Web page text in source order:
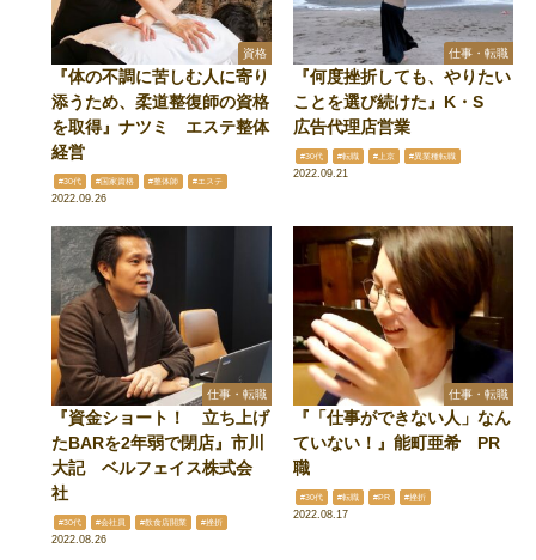
資格
『体の不調に苦しむ人に寄り
添うため、柔道整復師の資格
を取得』ナツミ エステ整体
経営
#30代 #国家資格 #整体師 #エステ
2022.09.26
仕事・転職
『何度挫折しても、やりたい
ことを選び続けた』K・S
広告代理店営業
#30代 #転職 #上京 #異業種転職
2022.09.21
仕事・転職
『資金ショート！ 立ち上げ
たBARを2年弱で閉店』市川
大記 ベルフェイス株式会
社
#30代 #会社員 #飲食店開業 #挫折
2022.08.26
仕事・転職
『「仕事ができない人」なん
ていない！』能町亜希 PR
職
#30代 #転職 #PR #挫折
2022.08.17